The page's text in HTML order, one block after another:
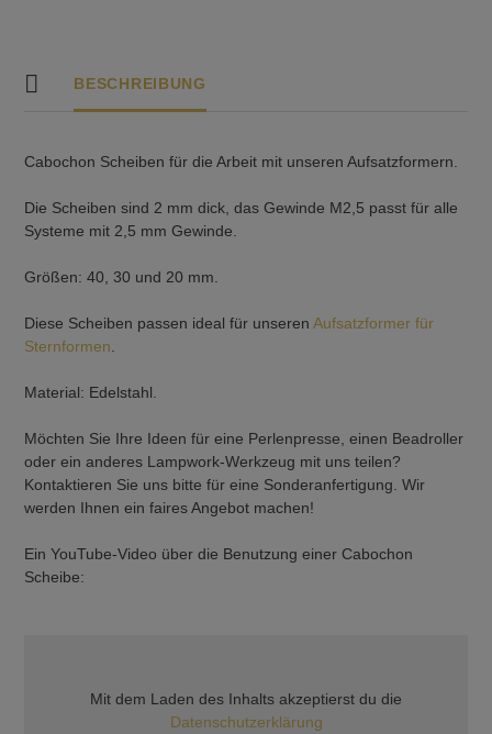
BESCHREIBUNG
Cabochon Scheiben für die Arbeit mit unseren Aufsatzformern.
Die Scheiben sind 2 mm dick, das Gewinde M2,5 passt für alle
Systeme mit 2,5 mm Gewinde.
Größen: 40, 30 und 20 mm.
Diese Scheiben passen ideal für unserenAufsatzformer für
Sternformen
Material: Edelstahl.
Möchten Sie Ihre Ideen für eine Perlenpresse, einen Beadroller
oder ein anderes Lampwork-Werkzeug mit uns teilen?
Kontaktieren Sie uns bitte für eine Sonderanfertigung. Wir
werden Ihnen ein faires Angebot machen!
Ein YouTube-Video über die Benutzung einer Cabochon
Scheibe:
Mit dem Laden des Inhalts akzeptierst du die
Datenschutzerklärung